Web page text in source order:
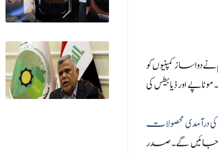
کمپنیوں کو
قیمتیں 800 فیصد تک کم ہوں گی۔ موٹاپے اور ذیابیطس کی
درآمدی محصولات
قائم کیے جائیں گے۔ صدر